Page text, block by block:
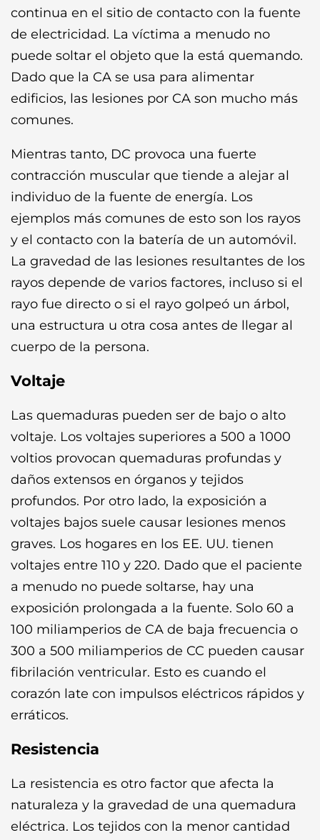
continua en el sitio de contacto con la fuente
de electricidad. La víctima a menudo no
puede soltar el objeto que la está quemando.
Dado que la CA se usa para alimentar
edificios, las lesiones por CA son mucho más
comunes.
Mientras tanto, DC provoca una fuerte
contracción muscular que tiende a alejar al
individuo de la fuente de energía. Los
ejemplos más comunes de esto son los rayos
y el contacto con la batería de un automóvil.
La gravedad de las lesiones resultantes de los
rayos depende de varios factores, incluso si el
rayo fue directo o si el rayo golpeó un árbol,
una estructura u otra cosa antes de llegar al
cuerpo de la persona.
Voltaje
Las quemaduras pueden ser de bajo o alto
voltaje. Los voltajes superiores a 500 a 1000
voltios provocan quemaduras profundas y
daños extensos en órganos y tejidos
profundos. Por otro lado, la exposición a
voltajes bajos suele causar lesiones menos
graves. Los hogares en los EE. UU. tienen
voltajes entre 110 y 220. Dado que el paciente
a menudo no puede soltarse, hay una
exposición prolongada a la fuente. Solo 60 a
100 miliamperios de CA de baja frecuencia o
300 a 500 miliamperios de CC pueden causar
fibrilación ventricular. Esto es cuando el
corazón late con impulsos eléctricos rápidos y
erráticos.
Resistencia
La resistencia es otro factor que afecta la
naturaleza y la gravedad de una quemadura
eléctrica. Los tejidos con la menor cantidad